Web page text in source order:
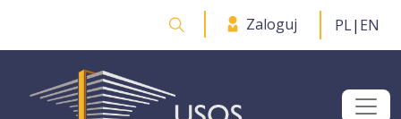
Przejdź do treści
Otwórz wyszukiwarkę
Zaloguj PL| EN